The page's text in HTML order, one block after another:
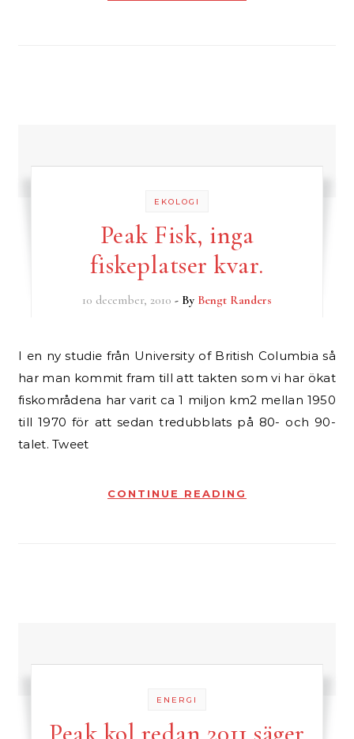
EKOLOGI
Peak Fisk, inga
fiskeplatser kvar.
10 december, 2010 - By Bengt Randers
I en ny studie från University of British Columbia så
har man kommit fram till att takten som vi har ökat
fiskområdena har varit ca 1 miljon km2 mellan 1950
till 1970 för att sedan tredubblats på 80- och 90-
talet. Tweet
CONTINUE READING
ENERGI